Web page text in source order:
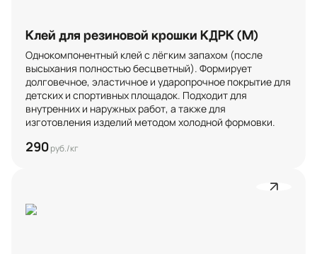
Клей для резиновой крошки КДРК (М)
Однокомпонентный клей с лёгким запахом (после
высыхания полностью бесцветный). Формирует
долговечное, эластичное и ударопрочное покрытие для
детских и спортивных площадок. Подходит для
внутренних и наружных работ, а также для
изготовления изделий методом холодной формовки.
290руб./кг